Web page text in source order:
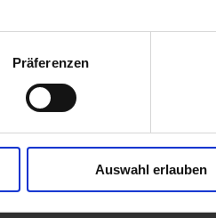
Präferenzen
Auswahl erlauben